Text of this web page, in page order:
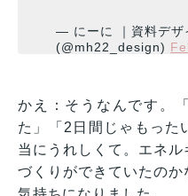
— にーに ｜資料デザ
(@mh22_design)
かえ：そうなんです。
た」「2日間じゃもった
当にうれしくて。エネ
づくりができていたの